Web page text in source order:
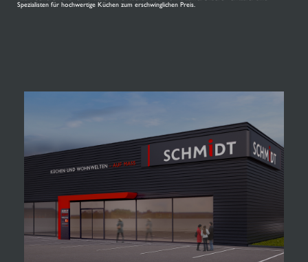
Spezialisten für hochwertige Küchen zum erschwinglichen Preis.